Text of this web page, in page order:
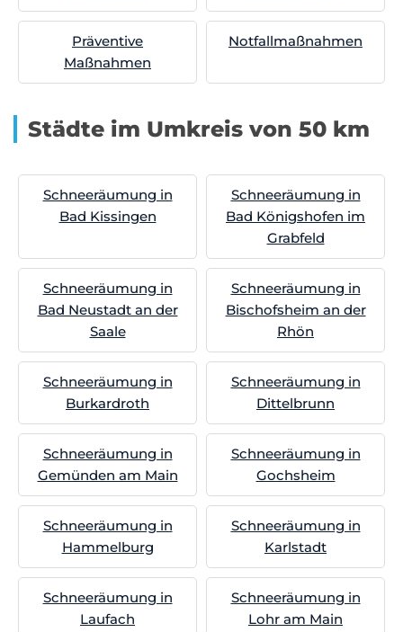
Präventive
Maßnahmen
Notfallmaßnahmen
Städte im Umkreis von 50 km
Schneeräumung in
Bad Kissingen
Schneeräumung in
Bad Königshofen im
Grabfeld
Schneeräumung in
Bad Neustadt an der
Saale
Schneeräumung in
Bischofsheim an der
Rhön
Schneeräumung in
Burkardroth
Schneeräumung in
Dittelbrunn
Schneeräumung in
Gemünden am Main
Schneeräumung in
Gochsheim
Schneeräumung in
Hammelburg
Schneeräumung in
Karlstadt
Schneeräumung in
Laufach
Schneeräumung in
Lohr am Main